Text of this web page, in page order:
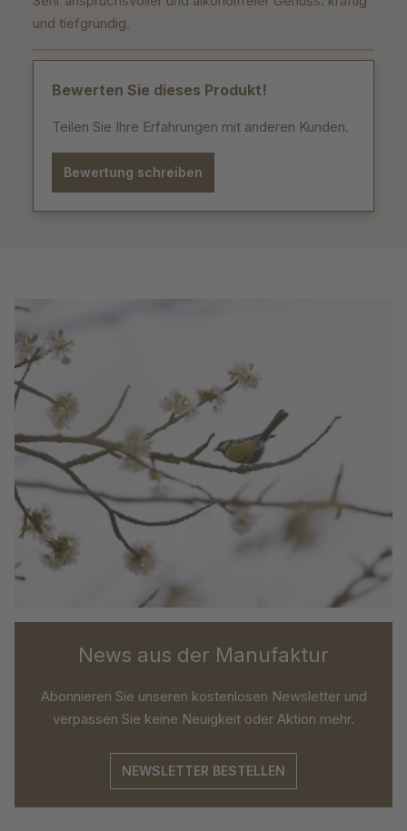
und tiefgründig.
Bewerten Sie dieses Produkt!
Teilen Sie Ihre Erfahrungen mit anderen Kunden.
Bewertung schreiben
News aus der Manufaktur
Abonnieren Sie unseren kostenlosen Newsletter und
verpassen Sie keine Neuigkeit oder Aktion mehr.
NEWSLETTER BESTELLEN